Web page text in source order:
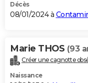
Décès
08/01/2024 à
Marie THOS (93
Créer une cagnotte
Naissance